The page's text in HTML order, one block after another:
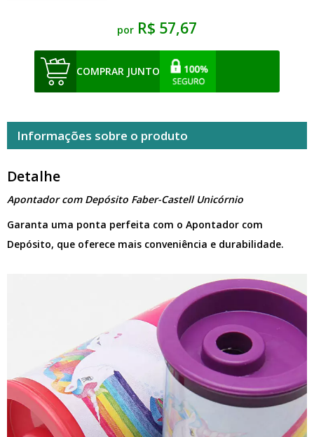
por R$ 57,67
COMPRAR JUNTO
Informações sobre o produto
Detalhe
Apontador com Depósito Faber-Castell Unicórnio
Garanta uma ponta perfeita com o Apontador com
Depósito, que oferece mais conveniência e durabilidade.